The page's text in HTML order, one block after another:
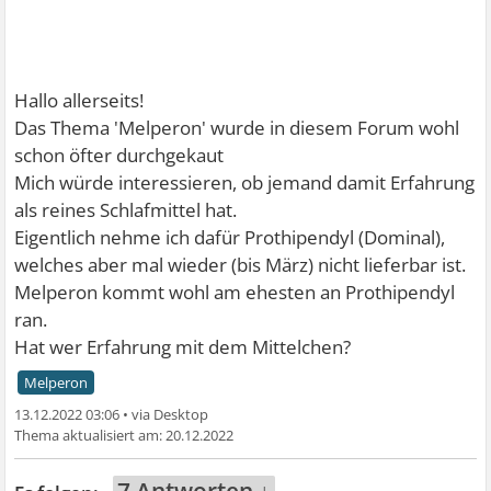
Hallo allerseits!
Das Thema 'Melperon' wurde in diesem Forum wohl
schon öfter durchgekaut
Mich würde interessieren, ob jemand damit Erfahrung
als reines Schlafmittel hat.
Eigentlich nehme ich dafür Prothipendyl (Dominal),
welches aber mal wieder (bis März) nicht lieferbar ist.
Melperon kommt wohl am ehesten an Prothipendyl
ran.
Hat wer Erfahrung mit dem Mittelchen?
Melperon
13.12.2022 03:06 •
20.12.2022